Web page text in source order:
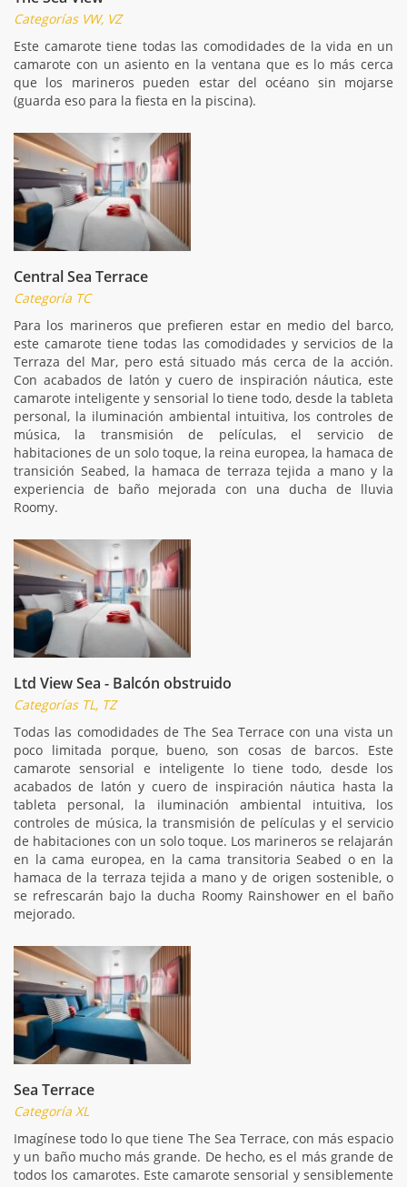
Categorías VW, VZ
Este camarote tiene todas las comodidades de la vida en un
camarote con un asiento en la ventana que es lo más cerca
que los marineros pueden estar del océano sin mojarse
(guarda eso para la fiesta en la piscina).
Central Sea Terrace
Categoría TC
Para los marineros que prefieren estar en medio del barco,
este camarote tiene todas las comodidades y servicios de la
Terraza del Mar, pero está situado más cerca de la acción.
Con acabados de latón y cuero de inspiración náutica, este
camarote inteligente y sensorial lo tiene todo, desde la tableta
personal, la iluminación ambiental intuitiva, los controles de
música, la transmisión de películas, el servicio de
habitaciones de un solo toque, la reina europea, la hamaca de
transición Seabed, la hamaca de terraza tejida a mano y la
experiencia de baño mejorada con una ducha de lluvia
Roomy.
Ltd View Sea - Balcón obstruido
Categorías TL, TZ
Todas las comodidades de The Sea Terrace con una vista un
poco limitada porque, bueno, son cosas de barcos. Este
camarote sensorial e inteligente lo tiene todo, desde los
acabados de latón y cuero de inspiración náutica hasta la
tableta personal, la iluminación ambiental intuitiva, los
controles de música, la transmisión de películas y el servicio
de habitaciones con un solo toque. Los marineros se relajarán
en la cama europea, en la cama transitoria Seabed o en la
hamaca de la terraza tejida a mano y de origen sostenible, o
se refrescarán bajo la ducha Roomy Rainshower en el baño
mejorado.
Sea Terrace
Categoría XL
Imagínese todo lo que tiene The Sea Terrace, con más espacio
y un baño mucho más grande. De hecho, es el más grande de
todos los camarotes. Este camarote sensorial y sensiblemente